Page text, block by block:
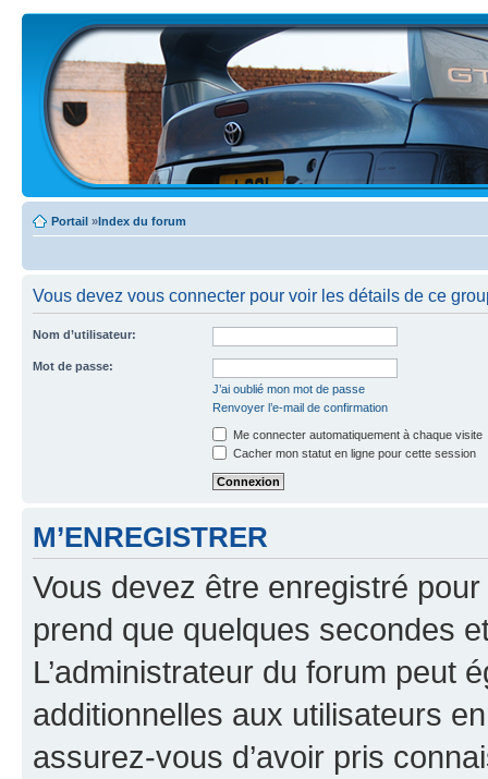
Portail »Index du forum
Vous devez vous connecter pour voir les détails de ce
Nom d’utilisateur:
Mot de passe:
J’ai oublié mon mot de passe
Renvoyer l’e-mail de confirmation
Me connecter automatiquement à chaque visite
Cacher mon statut en ligne pour cette session
M’ENREGISTRER
Vous devez être enregistré
prend que quelques secondes
L’administrateur du forum peut
additionnelles aux utilisateurs
assurez-vous d’avoir pris